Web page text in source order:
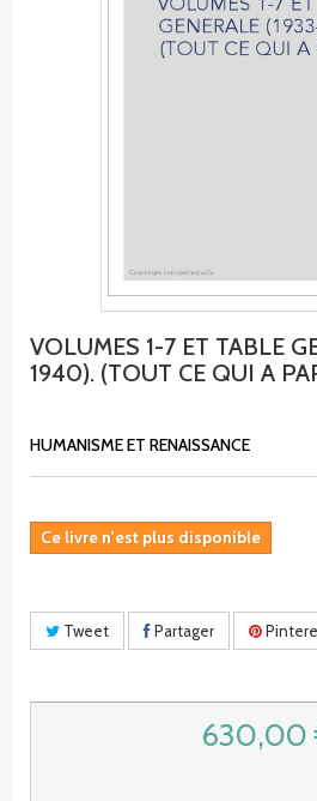
VOLUMES 1-7 ET TABLE
1940). (TOUT CE QUI A
HUMANISME ET RENAISSANCE
Ce livre n'est plus disponible
Tweet Partager
630,00